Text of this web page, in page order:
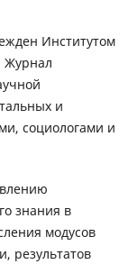
Институтом
Журнал
и
социологами и
знания в
модусов
результатов